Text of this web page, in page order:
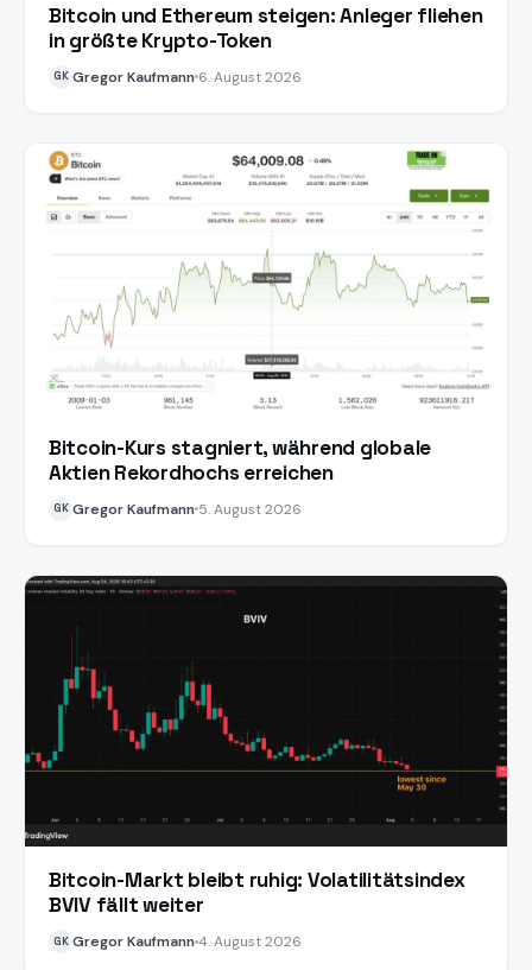
Bitcoin und Ethereum steigen: Anleger fliehen
in größte Krypto-Token
GK Gregor Kaufmann 6. August 2026
Bitcoin-Kurs stagniert, während globale
Aktien Rekordhochs erreichen
GK Gregor Kaufmann 5. August 2026
Bitcoin-Markt bleibt ruhig: Volatilitätsindex
BVIV fällt weiter
GK Gregor Kaufmann4. August 2026